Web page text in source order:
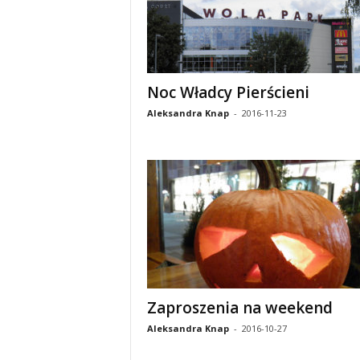
Noc Władcy Pierścieni
Aleksandra Knap - 2016-11-23
Zaproszenia na weekend
Aleksandra Knap - 2016-10-27